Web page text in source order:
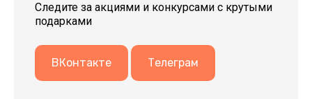
Следите за акциями и конкурсами с крутыми
подарками
ВКонтакте Телеграм